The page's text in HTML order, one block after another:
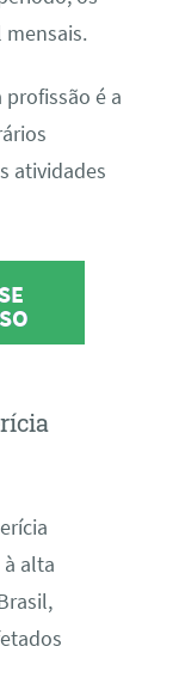
mensais.
é a
atividades
alta